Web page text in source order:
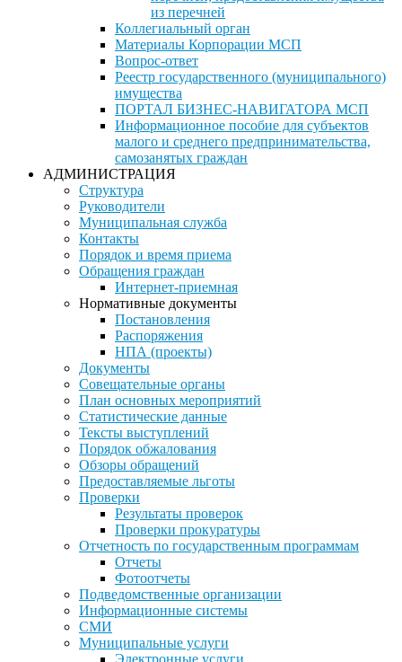
из перечней
Коллегиальный орган
Материалы Корпорации МСП
Вопрос-ответ
Реестр государственного (муниципального)
имущества
ПОРТАЛ БИЗНЕС-НАВИГАТОРА МСП
Информационное пособие для субъектов
малого и среднего предпринимательства,
самозанятых граждан
АДМИНИСТРАЦИЯ
Структура
Руководители
Муниципальная служба
Контакты
Порядок и время приема
Обращения граждан
Интернет-приемная
Нормативные документы
Постановления
Распоряжения
НПА (проекты)
Документы
Совещательные органы
План основных мероприятий
Статистические данные
Тексты выступлений
Порядок обжалования
Обзоры обращений
Предоставляемые льготы
Проверки
Результаты проверок
Проверки прокуратуры
Отчетность по государственным программам
Отчеты
Фотоотчеты
Подведомственные организации
Информационные системы
СМИ
Муниципальные услуги
Электронные услуги